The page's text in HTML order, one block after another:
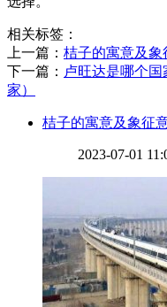
相关标签：
上一篇： 桔子的寓意及象
下一篇： 卢旺达是哪个
家）
桔子的寓意及象征
2023-07-01